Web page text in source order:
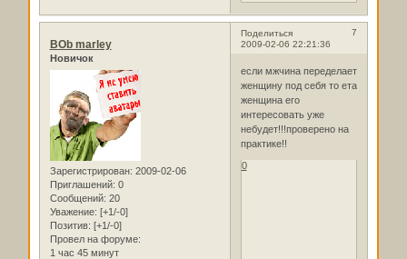
Поделиться
7
2009-02-06 22:21:36
BOb marley
Новичок
Зарегистрирован: 2009-02-06
Приглашений: 0
Сообщений: 20
Уважение: [+1/-0]
Позитив: [+1/-0]
Провел на форуме:
1 час 45 минут
если мжчина переделает
женщину под себя то ета
женщина его
интересовать уже
небудет!!!проверено на
практике!!
0